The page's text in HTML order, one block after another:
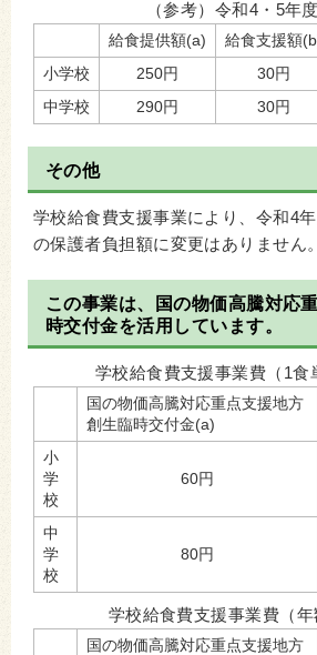
（参考）令和4・5年度
給食提供額(a)
給食支援額
小学校
250円 30円
中学校
290円 30円
その他
学校給食費支援事業により、令和4
の保護者負担額に変更はありません。
この事業は、国の物価高騰対応
時交付金を活用しています。
学校給食費支援事業費（1食
国の物価高騰対応重点支援地方
創生臨時交付金(a)
小
学
校
60円
中
学
校
80円
学校給食費支援事業費（年
国の物価高騰対応重点支援地方